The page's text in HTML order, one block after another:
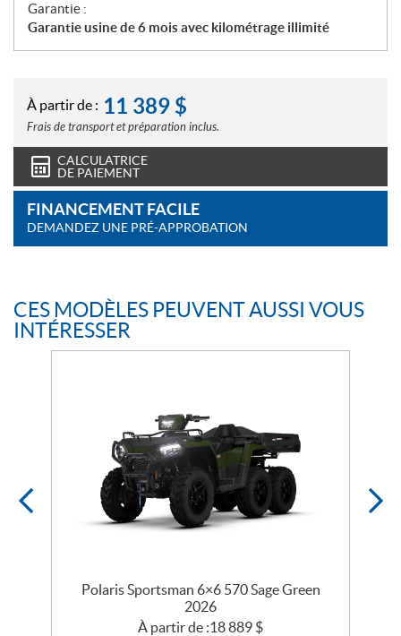
Garantie :
Garantie usine de 6 mois avec kilométrage illimité
À partir de : 11 389 $
Frais de transport et préparation inclus.
CALCULATRICE
DE PAIEMENT
FINANCEMENT FACILE
DEMANDEZ UNE PRÉ-APPROBATION
CES MODÈLES PEUVENT AUSSI VOUS
INTÉRESSER
Polaris Sportsman 6×6 570 Sage Green
2026
À partir de :18 889 $